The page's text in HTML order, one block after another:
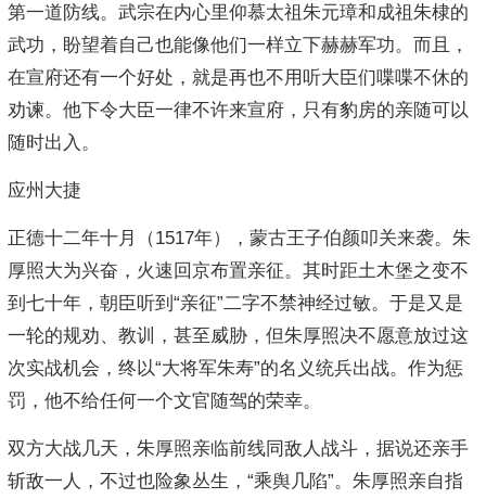
第一道防线。武宗在内心里仰慕太祖朱元璋和成祖朱棣的
武功，盼望着自己也能像他们一样立下赫赫军功。而且，
在宣府还有一个好处，就是再也不用听大臣们喋喋不休的
劝谏。他下令大臣一律不许来宣府，只有豹房的亲随可以
随时出入。
应州大捷
正德十二年十月（1517年），蒙古王子伯颜叩关来袭。朱
厚照大为兴奋，火速回京布置亲征。其时距土木堡之变不
到七十年，朝臣听到“亲征”二字不禁神经过敏。于是又是
一轮的规劝、教训，甚至威胁，但朱厚照决不愿意放过这
次实战机会，终以“大将军朱寿”的名义统兵出战。作为惩
罚，他不给任何一个文官随驾的荣幸。
双方大战几天，朱厚照亲临前线同敌人战斗，据说还亲手
斩敌一人，不过也险象丛生，“乘舆几陷”。朱厚照亲自指